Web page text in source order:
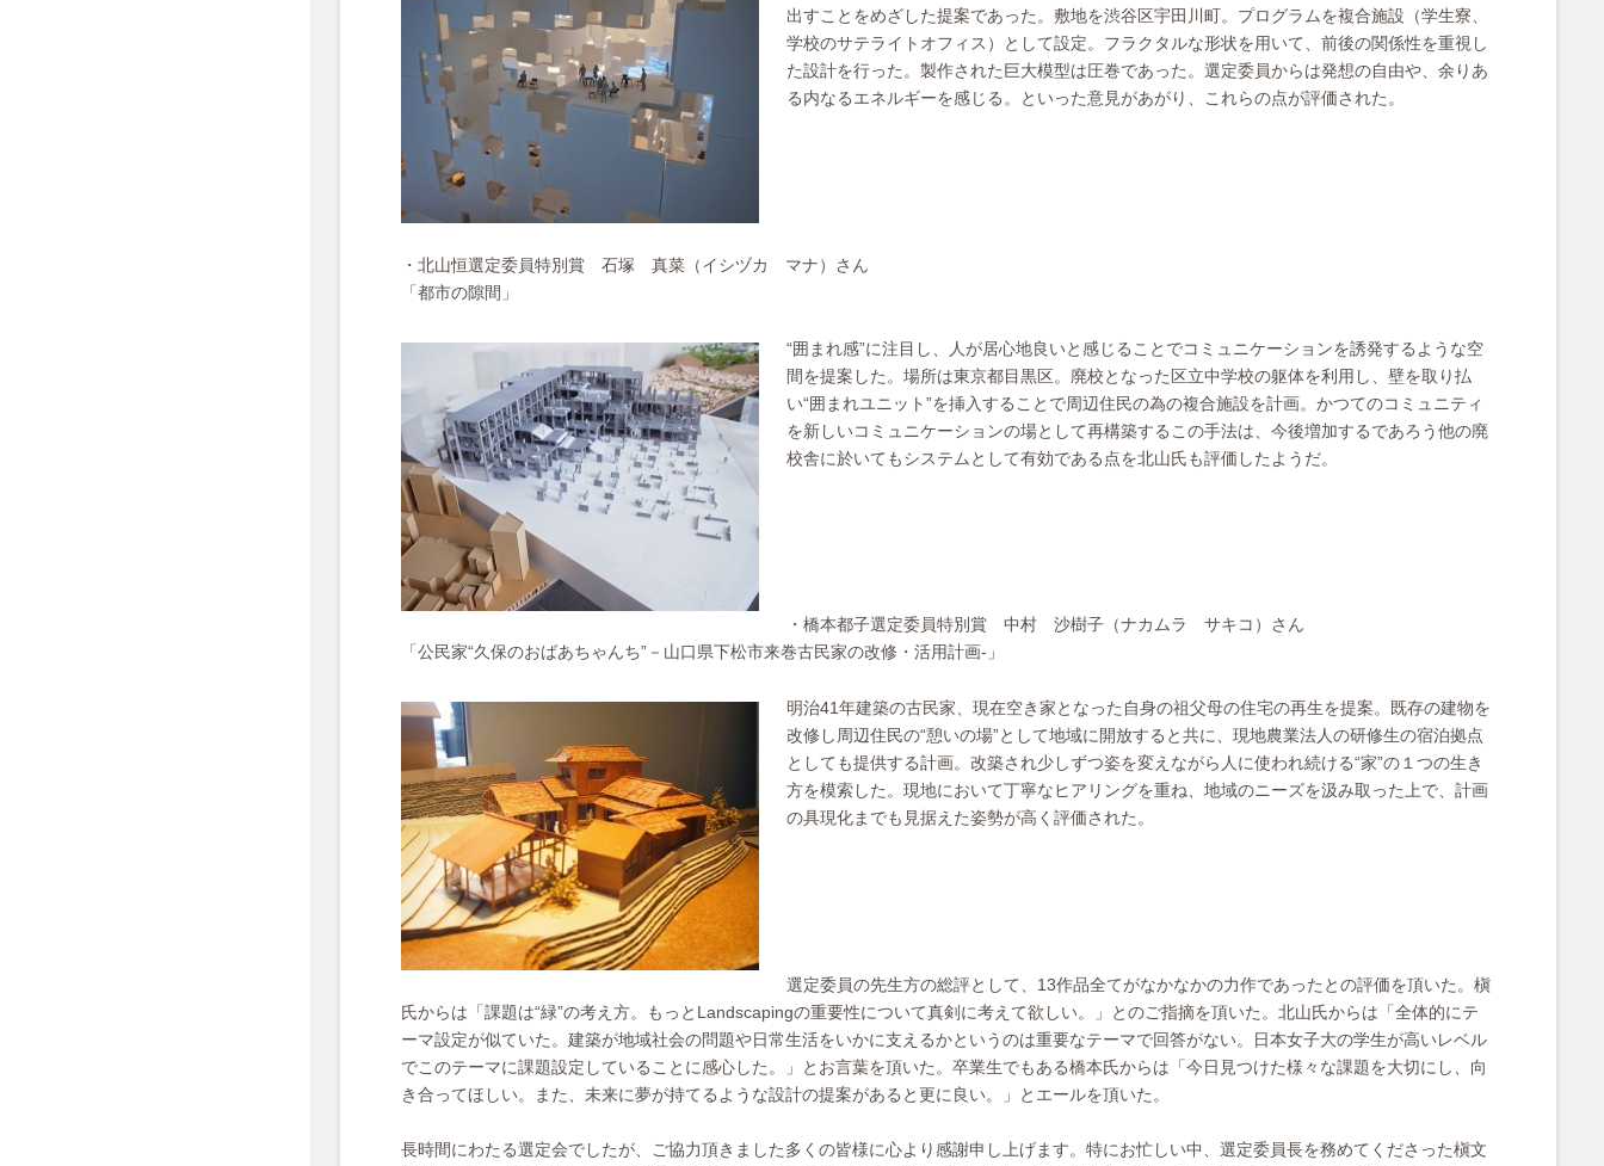
出すことをめざした提案であった。敷地を渋谷区宇田川町。プログラムを複合施設（学生寮、
学校のサテライトオフィス）として設定。フラクタルな形状を用いて、前後の関係性を重視し
た設計を行った。製作された巨大模型は圧巻であった。選定委員からは発想の自由や、余りあ
る内なるエネルギーを感じる。といった意見があがり、これらの点が評価された。
・北山恒選定委員特別賞 石塚 真菜（イシヅカ マナ）さん
「都市の隙間」
“囲まれ感”に注目し、人が居心地良いと感じることでコミュニケーションを誘発するような空
間を提案した。場所は東京都目黒区。廃校となった区立中学校の躯体を利用し、壁を取り払
い“囲まれユニット”を挿入することで周辺住民の為の複合施設を計画。かつてのコミュニティ
を新しいコミュニケーションの場として再構築するこの手法は、今後増加するであろう他の廃
校舎に於いてもシステムとして有効である点を北山氏も評価したようだ。
・橋本都子選定委員特別賞 中村 沙樹子（ナカムラ サキコ）さん
「公民家“久保のおばあちゃんち”－山口県下松市来巻古民家の改修・活用計画‐」
明治41年建築の古民家、現在空き家となった自身の祖父母の住宅の再生を提案。既存の建物を
改修し周辺住民の“憩いの場”として地域に開放すると共に、現地農業法人の研修生の宿泊拠点
としても提供する計画。改築され少しずつ姿を変えながら人に使われ続ける“家”の１つの生き
方を模索した。現地において丁寧なヒアリングを重ね、地域のニーズを汲み取った上で、計画
の具現化までも見据えた姿勢が高く評価された。
選定委員の先生方の総評として、13作品全てがなかなかの力作であったとの評価を頂いた。槇
氏からは「課題は“緑”の考え方。もっとLandscapingの重要性について真剣に考えて欲しい。」とのご指摘を頂いた。北山氏からは「全体的にテ
ーマ設定が似ていた。建築が地域社会の問題や日常生活をいかに支えるかというのは重要なテーマで回答がない。日本女子大の学生が高いレベル
でこのテーマに課題設定していることに感心した。」とお言葉を頂いた。卒業生でもある橋本氏からは「今日見つけた様々な課題を大切にし、向
き合ってほしい。また、未来に夢が持てるような設計の提案があると更に良い。」とエールを頂いた。
長時間にわたる選定会でしたが、ご協力頂きました多くの皆様に心より感謝申し上げます。特にお忙しい中、選定委員長を務めてくださった槇文